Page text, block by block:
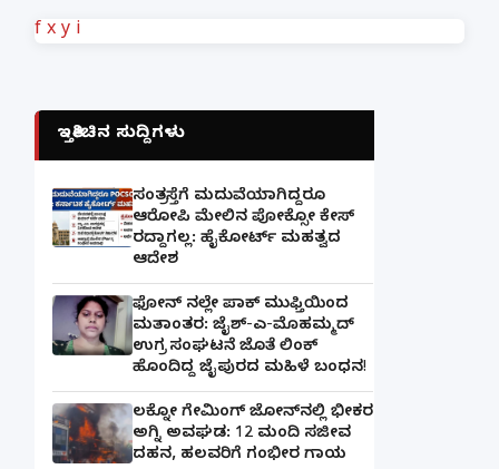
f x y i
ಇತ್ತೀಚಿನ ಸುದ್ದಿಗಳು
ಸಂತ್ರಸ್ತೆಗೆ ಮದುವೆಯಾಗಿದ್ದರೂ
ಆರೋಪಿ ಮೇಲಿನ ಪೋಕ್ಸೋ ಕೇಸ್
ರದ್ದಾಗಲ್ಲ: ಹೈಕೋರ್ಟ್ ಮಹತ್ವದ
ಆದೇಶ
ಫೋನ್ ನಲ್ಲೇ ಪಾಕ್ ಮುಫ್ತಿಯಿಂದ
ಮತಾಂತರ: ಜೈಶ್-ಎ-ಮೊಹಮ್ಮದ್
ಉಗ್ರ ಸಂಘಟನೆ ಜೊತೆ ಲಿಂಕ್
ಹೊಂದಿದ್ದ ಜೈಪುರದ ಮಹಿಳೆ ಬಂಧನ!
ಲಕ್ನೋ ಗೇಮಿಂಗ್ ಜೋನ್‌ನಲ್ಲಿ ಭೀಕರ
ಅಗ್ನಿ ಅವಘಡ: 12 ಮಂದಿ ಸಜೀವ
ದಹನ, ಹಲವರಿಗೆ ಗಂಭೀರ ಗಾಯ